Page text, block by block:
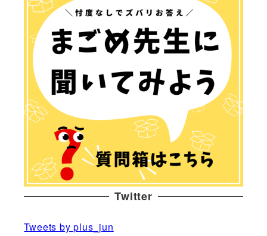
Twitter
Tweets by plus_jun